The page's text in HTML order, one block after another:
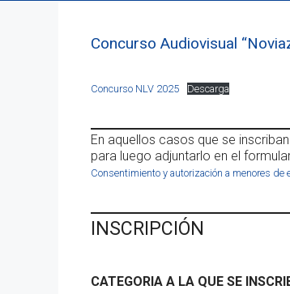
Concurso Audiovisual
Concurso NLV 2025 Descarga
En aquellos casos que se
para luego adjuntarlo en el
Consentimiento y autorización a menores de
INSCRIPCIÓN
CATEGORIA A LA QUE SE